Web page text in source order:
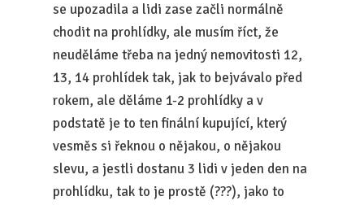
se upozadila a lidi zase začli normálně
chodit na prohlídky, ale musím říct, že
neuděláme třeba na jedný nemovitosti 12,
13, 14 prohlídek tak, jak to bejvávalo před
rokem, ale děláme 1-2 prohlídky a v
podstatě je to ten finální kupující, který
vesměs si řeknou o nějakou, o nějakou
slevu, a jestli dostanu 3 lidi v jeden den na
prohlídku, tak to je prostě (???), jako to